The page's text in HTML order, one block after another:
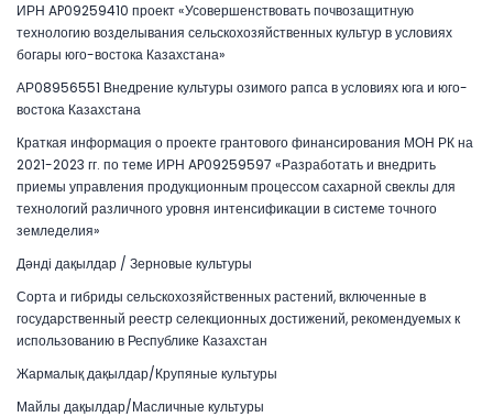
ИРН AP09259410 проект «Усовершенствовать почвозащитную
технологию возделывания сельскохозяйственных культур в условиях
богары юго-востока Казахстана»
АР08956551 Внедрение культуры озимого рапса в условиях юга и юго-
востока Казахстана
Краткая информация о проекте грантового финансирования МОН РК на
2021-2023 гг. по теме ИРН AP09259597 «Разработать и внедрить
приемы управления продукционным процессом сахарной свеклы для
технологий различного уровня интенсификации в системе точного
земледелия»
Дәнді дақылдар / Зерновые культуры
Сорта и гибриды сельскохозяйственных растений, включенные в
государственный реестр селекционных достижений, рекомендуемых к
использованию в Республике Казахстан
Жармалық дақылдар/Крупяные культуры
Майлы дақылдар/Масличные культуры